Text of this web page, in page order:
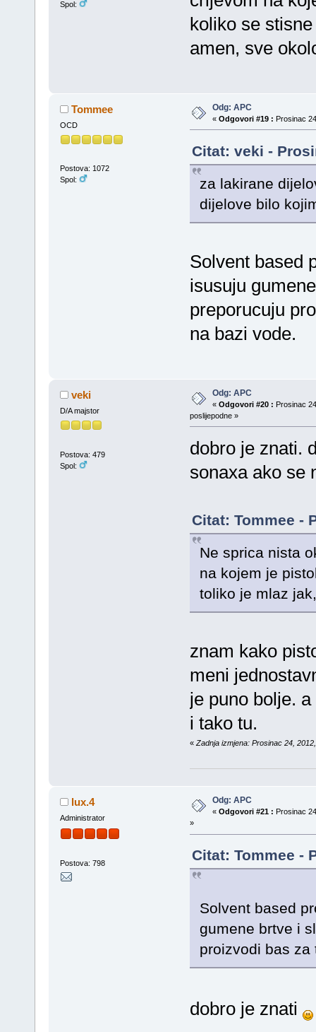
Spol:
koliko se
amen, sve
Tommee
OCD
Postova: 1072
Spol:
Odg: APC
« Odgovori #19 : Prosinac
Citat: veki -
za lakirane
dijelove bilo
Solvent based
isusuju
preporucuju
na bazi vode.
veki
D/A majstor
Postova: 479
Spol:
Odg: APC
« Odgovori #20 : Prosinac
poslijepodne »
dobro je znati.
sonaxa ako se
Citat: Tommee -
Ne sprica nista
na kojem je
toliko je mlaz
znam kako
meni
je puno bolje.
i tako tu.
« Zadnja izmjena: Prosinac 24,
lux.4
Administrator
Postova: 798
Odg: APC
« Odgovori #21 : Prosinac
»
Citat: Tommee -
Solvent based
gumene brtve i
proizvodi bas za
dobro je znati